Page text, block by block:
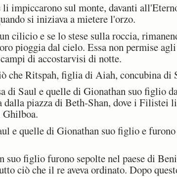
impiccarono sul monte, davanti
si iniziava a mietere l'orzo.
cilicio e se lo stese sulla roccia,
pioggia dal cielo. Essa non permise
di accostarvisi di notte.
che Ritspah, figlia di Aiah, concubina di
di Saul e quelle di Gionathan suo figlio
dalla piazza di Beth-Shan, dove i Filistei
Ghilboa.
e quelle di Gionathan suo figlio e
suo figlio furono sepolte nel paese di
ciò che il re aveva ordinato. Dopo